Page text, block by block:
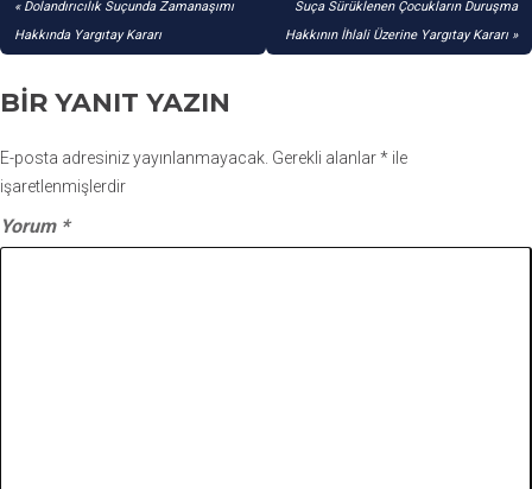
GEZINMESI
Dolandırıcılık Suçunda Zamanaşımı
Hakkında Yargıtay Kararı
Suça Sürüklenen Çocukların Duruşma
Hakkının İhlali Üzerine Yargıtay Kararı
BIR YANIT YAZIN
E-posta adresiniz yayınlanmayacak. Gerekli alanlar* ile
işaretlenmişlerdir
Yorum *